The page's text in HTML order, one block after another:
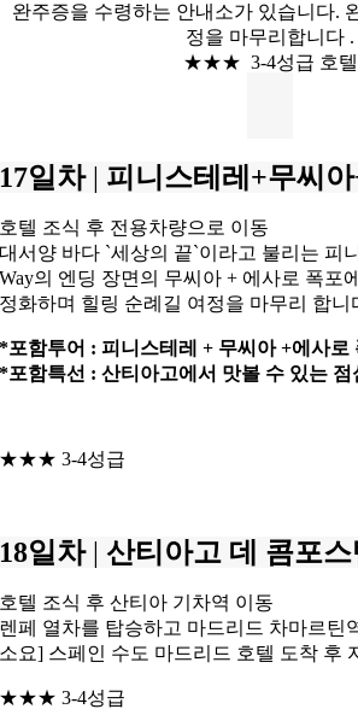
완주증을 수령하는 안내소가 있습니다.
정을 마무리합니다 .
★★★ 3-4성급 호텔
17일차 | 피니스테레+무씨
호텔 조식 후 전용차량으로 이동
대서양 바다 `세상의 끝`이라고 불리는 피
Way의 엔딩 장면의 무씨아 + 에사로 폭포
정화하며 힐링 순례길 여정을 마무리 합니
*포함투어 : 피니스테레 + 무씨아 +에사로
*포함특선 : 산티아고에서 맛볼 수 있는 점
★★★ 3-4성급
18일차 | 산티아고 데 콤포
호텔 조식 후 산티아 기차역 이동
렌페 열차를 탑승하고 마드리드 차마르틴
소요] 스페인 수도 마드리드 호텔 도착 후
★★★ 3-4성급